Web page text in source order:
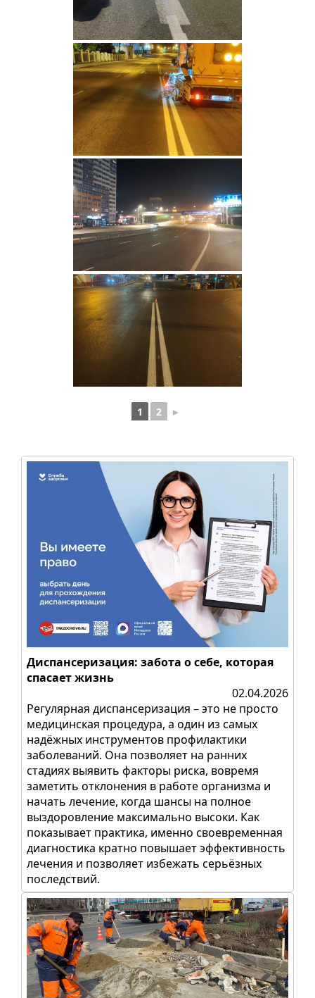
1 2 ►
Диспансеризация: забота о себе, которая
спасает жизнь
02.04.2026
Регулярная диспансеризация – это не просто
медицинская процедура, а один из самых
надёжных инструментов профилактики
заболеваний. Она позволяет на ранних
стадиях выявить факторы риска, вовремя
заметить отклонения в работе организма и
начать лечение, когда шансы на полное
выздоровление максимально высоки. Как
показывает практика, именно своевременная
диагностика кратно повышает эффективность
лечения и позволяет избежать серьёзных
последствий.